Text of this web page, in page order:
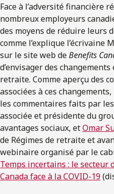
Face à l’adversité financière
nombreux employeurs
des moyens de réduire leurs
comme l’explique l’écrivaine
sur le site web deBenefits
d’envisager des
retraite. Comme aperçu des
associées à ces
les commentaires faits par les
associée et présidente du
avantages sociaux, etOmar
de Régimes de retraite et
webinaire organisé par le
Temps incertains : le secteur
Canada face à la COVID-19